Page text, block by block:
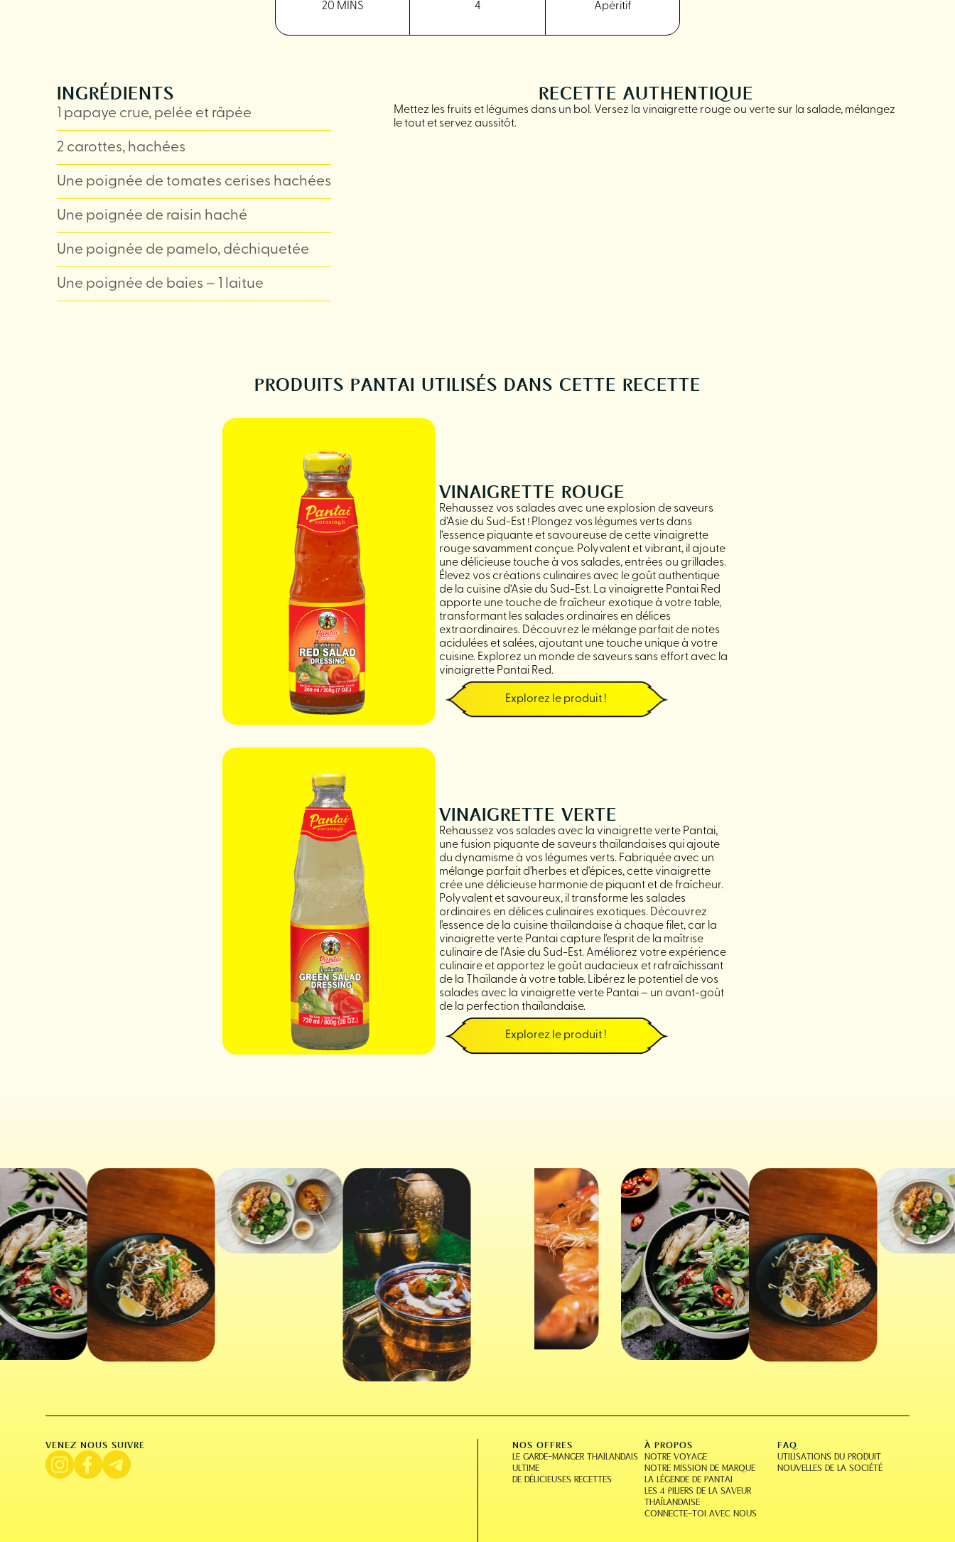
20 MINS 4 Apéritif
INGRÉDIENTS
1 papaye crue, pelée et râpée
2 carottes, hachées
Une poignée de tomates cerises hachées
Une poignée de raisin haché
Une poignée de pamelo, déchiquetée
Une poignée de baies – 1 laitue
RECETTE AUTHENTIQUE
Mettez les fruits et légumes dans un bol. Versez la vinaigrette rouge ou verte sur la salade, mélangez
le tout et servez aussitôt.
PRODUITS PANTAI UTILISÉS DANS CETTE RECETTE
VINAIGRETTE ROUGE
Rehaussez vos salades avec une explosion de saveurs
d’Asie du Sud-Est ! Plongez vos légumes verts dans
l’essence piquante et savoureuse de cette vinaigrette
rouge savamment conçue. Polyvalent et vibrant, il ajoute
une délicieuse touche à vos salades, entrées ou grillades.
Élevez vos créations culinaires avec le goût authentique
de la cuisine d’Asie du Sud-Est. La vinaigrette Pantai Red
apporte une touche de fraîcheur exotique à votre table,
transformant les salades ordinaires en délices
extraordinaires. Découvrez le mélange parfait de notes
acidulées et salées, ajoutant une touche unique à votre
cuisine. Explorez un monde de saveurs sans effort avec la
vinaigrette Pantai Red.
Explorez le produit !
VINAIGRETTE VERTE
Rehaussez vos salades avec la vinaigrette verte Pantai,
une fusion piquante de saveurs thaïlandaises qui ajoute
du dynamisme à vos légumes verts. Fabriquée avec un
mélange parfait d'herbes et d'épices, cette vinaigrette
crée une délicieuse harmonie de piquant et de fraîcheur.
Polyvalent et savoureux, il transforme les salades
ordinaires en délices culinaires exotiques. Découvrez
l'essence de la cuisine thaïlandaise à chaque filet, car la
vinaigrette verte Pantai capture l'esprit de la maîtrise
culinaire de l'Asie du Sud-Est. Améliorez votre expérience
culinaire et apportez le goût audacieux et rafraîchissant
de la Thaïlande à votre table. Libérez le potentiel de vos
salades avec la vinaigrette verte Pantai – un avant-goût
de la perfection thaïlandaise.
Explorez le produit !
VENEZ NOUS SUIVRE
NOS OFFRES
LE GARDE-MANGER THAÏLANDAIS
ULTIME
DE DÉLICIEUSES RECETTES
À PROPOS
NOTRE VOYAGE
NOTRE MISSION DE MARQUE
LA LÉGENDE DE PANTAI
LES 4 PILIERS DE LA SAVEUR
THAÏLANDAISE
CONNECTE-TOI AVEC NOUS
FAQ
UTILISATIONS DU PRODUIT
NOUVELLES DE LA SOCIÉTÉ